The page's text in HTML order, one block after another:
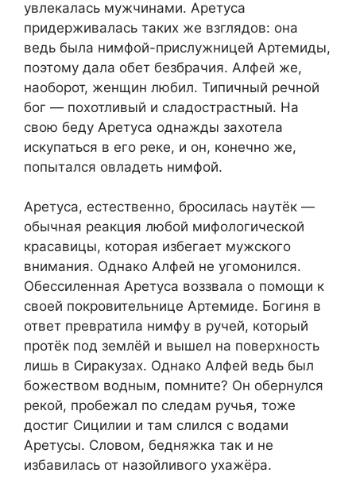
увлекалась мужчинами. Аретуса
придерживалась таких же взглядов: она
ведь была нимфой-прислужницей Артемиды,
поэтому дала обет безбрачия. Алфей же,
наоборот, женщин любил. Типичный речной
бог — похотливый и сладострастный. На
свою беду Аретуса однажды захотела
искупаться в его реке, и он, конечно же,
попытался овладеть нимфой.
Аретуса, естественно, бросилась наутёк —
обычная реакция любой мифологической
красавицы, которая избегает мужского
внимания. Однако Алфей не угомонился.
Обессиленная Аретуса воззвала о помощи к
своей покровительнице Артемиде. Богиня в
ответ превратила нимфу в ручей, который
протёк под землёй и вышел на поверхность
лишь в Сиракузах. Однако Алфей ведь был
божеством водным, помните? Он обернулся
рекой, пробежал по следам ручья, тоже
достиг Сицилии и там слился с водами
Аретусы. Словом, бедняжка так и не
избавилась от назойливого ухажёра.